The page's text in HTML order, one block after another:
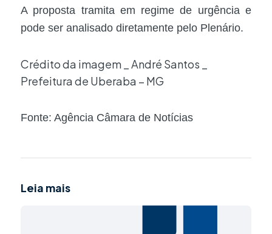
A proposta tramita em regime de urgênciae
pode ser analisado diretamente pelo Plenário.
Crédito da imagem _ André Santos _
Prefeitura de Uberaba – MG
Fonte: Agência Câmara de Notícias
Leia mais